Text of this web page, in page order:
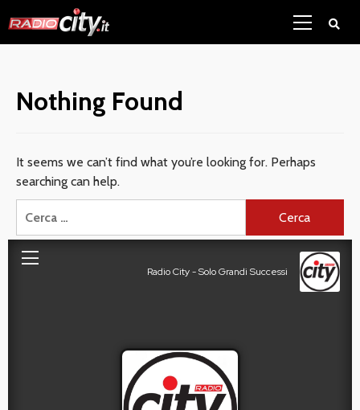
to
content
Nothing Found
It seems we can’t find what you’re looking for. Perhaps
searching can help.
per: